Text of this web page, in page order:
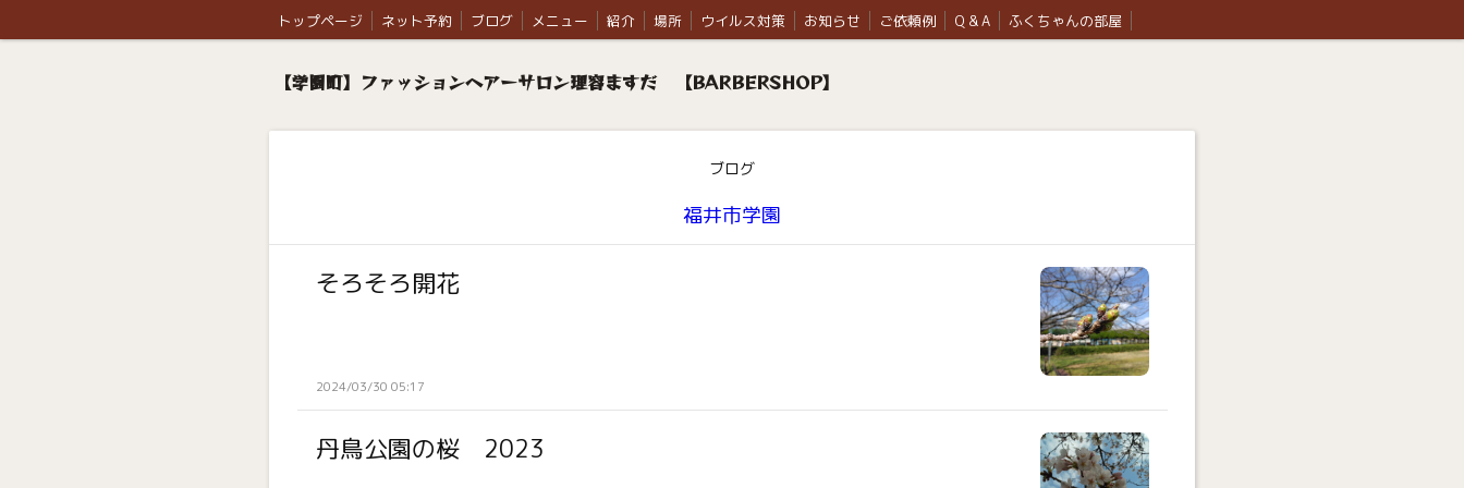
トップページ ネット予約 ブログ メニュー 紹介 場所 ウイルス対策 お知らせ ご依頼例 Q & A ふくちゃんの部屋
【学園町】ファッションヘアーサロン理容ますだ 【BARBERSHOP】
ブログ
福井市学園
そろそろ開花
2024/03/30 05:17
丹鳥公園の桜 2023